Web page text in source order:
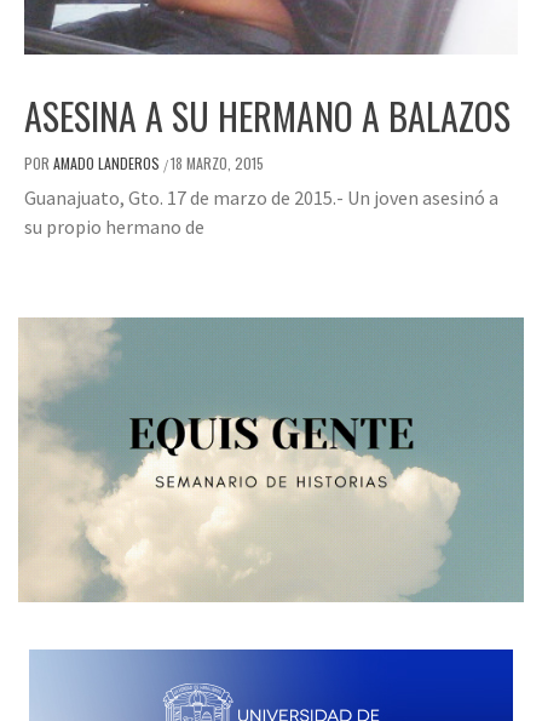
ASESINA A SU HERMANO A BALAZOS
POR AMADO LANDEROS /18 MARZO, 2015
Guanajuato, Gto. 17 de marzo de 2015.- Un joven asesinó a
su propio hermano de